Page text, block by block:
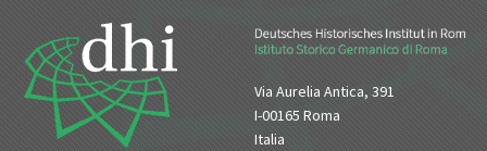
Via Aurelia Antica, 391
I-00165 Roma
Italia